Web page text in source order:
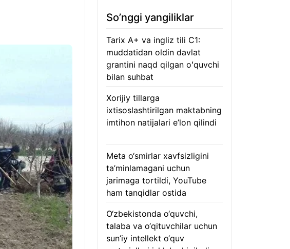
So’nggi yangiliklar
Tarix A+ va ingliz tili C1:
muddatidan oldin davlat
grantini naqd qilgan oʻquvchi
bilan suhbat
Xorijiy tillarga
ixtisoslashtirilgan maktabning
imtihon natijalari e’lon qilindi
Meta o‘smirlar xavfsizligini
ta’minlamagani uchun
jarimaga tortildi, YouTube
ham tanqidlar ostida
O‘zbekistonda o‘quvchi,
talaba va o‘qituvchilar uchun
sun’iy intellekt o‘quv